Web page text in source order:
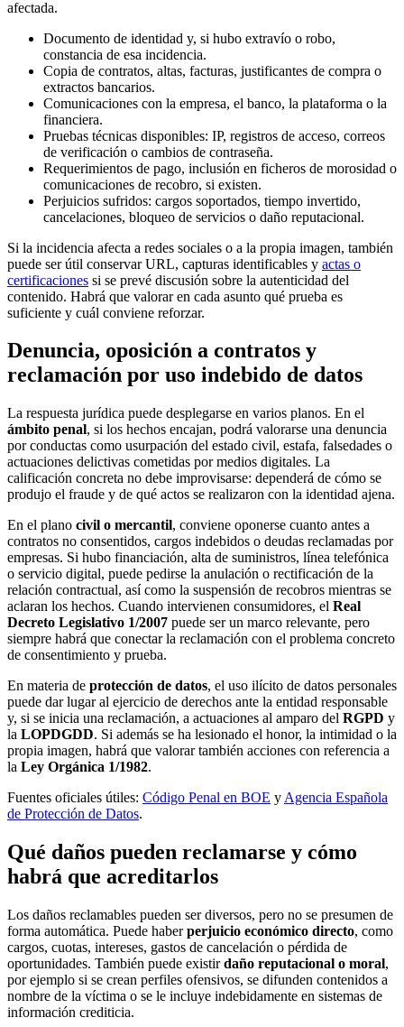
afectada.
Documento de identidad y, si hubo extravío o robo,
constancia de esa incidencia.
Copia de contratos, altas, facturas, justificantes de compra o
extractos bancarios.
Comunicaciones con la empresa, el banco, la plataforma o la
financiera.
Pruebas técnicas disponibles: IP, registros de acceso, correos
de verificación o cambios de contraseña.
Requerimientos de pago, inclusión en ficheros de morosidad o
comunicaciones de recobro, si existen.
Perjuicios sufridos: cargos soportados, tiempo invertido,
cancelaciones, bloqueo de servicios o daño reputacional.
Si la incidencia afecta a redes sociales o a la propia imagen, también
puede ser útil conservar URL, capturas identificables y actas o
certificaciones si se prevé discusión sobre la autenticidad del
contenido. Habrá que valorar en cada asunto qué prueba es
suficiente y cuál conviene reforzar.
Denuncia, oposición a contratos y
reclamación por uso indebido de datos
La respuesta jurídica puede desplegarse en varios planos. En el
ámbito penal, si los hechos encajan, podrá valorarse una denuncia
por conductas como usurpación del estado civil, estafa, falsedades o
actuaciones delictivas cometidas por medios digitales. La
calificación concreta no debe improvisarse: dependerá de cómo se
produjo el fraude y de qué actos se realizaron con la identidad ajena.
En el plano civil o mercantil, conviene oponerse cuanto antes a
contratos no consentidos, cargos indebidos o deudas reclamadas por
empresas. Si hubo financiación, alta de suministros, línea telefónica
o servicio digital, puede pedirse la anulación o rectificación de la
relación contractual, así como la suspensión de recobros mientras se
aclaran los hechos. Cuando intervienen consumidores, el Real
Decreto Legislativo 1/2007 puede ser un marco relevante, pero
siempre habrá que conectar la reclamación con el problema concreto
de consentimiento y prueba.
En materia de protección de datos, el uso ilícito de datos personales
puede dar lugar al ejercicio de derechos ante la entidad responsable
y, si se inicia una reclamación, a actuaciones al amparo del RGPD y
la LOPDGDD. Si además se ha lesionado el honor, la intimidad o la
propia imagen, habrá que valorar también acciones con referencia a
la Ley Orgánica 1/1982.
Fuentes oficiales útiles: Código Penal en BOE y Agencia Española
de Protección de Datos.
Qué daños pueden reclamarse y cómo
habrá que acreditarlos
Los daños reclamables pueden ser diversos, pero no se presumen de
forma automática. Puede haberperjuicio económico directo, como
cargos, cuotas, intereses, gastos de cancelación o pérdida de
oportunidades. También puede existirdaño reputacional o moral,
por ejemplo si se crean perfiles ofensivos, se difunden contenidos a
nombre de la víctima o se le incluye indebidamente en sistemas de
información crediticia.